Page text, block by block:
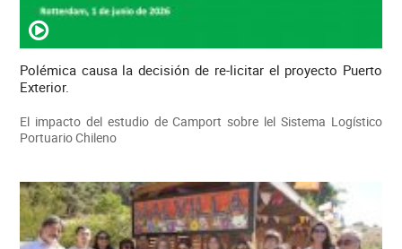
Polémica causa la decisión de re-licitar el proyecto Puerto
Exterior.
El impacto del estudio de Camport sobre lel Sistema Logístico
Portuario Chileno